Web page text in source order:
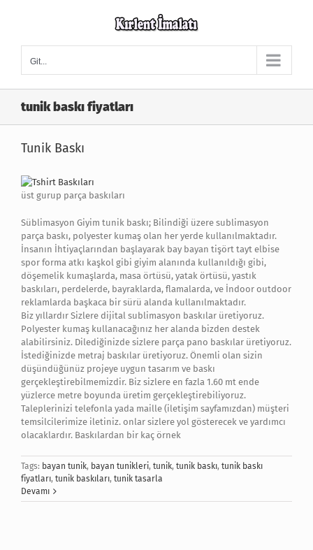
Git...
tunik baskı fiyatları
Tunik Baskı
üst gurup parça baskıları
Süblimasyon Giyim tunik baskı; Bilindiği üzere sublimasyon
parça baskı, polyester kumaş olan her yerde kullanılmaktadır.
İnsanın İhtiyaçlarından başlayarak bay bayan tişört tayt elbise
spor forma atkı kaşkol gibi giyim alanında kullanıldığı gibi,
döşemelik kumaşlarda, masa örtüsü, yatak örtüsü, yastık
baskıları, perdelerde, bayraklarda, flamalarda, ve İndoor outdoor
reklamlarda başkaca bir sürü alanda kullanılmaktadır.
Biz yıllardır Sizlere dijital sublimasyon baskılar üretiyoruz.
Polyester kumaş kullanacağınız her alanda bizden destek
alabilirsiniz. Dilediğinizde sizlere parça pano baskılar üretiyoruz.
İstediğinizde metraj baskılar üretiyoruz. Önemli olan sizin
düşündüğünüz projeye uygun tasarım ve baskı
gerçekleştirebilmemizdir. Biz sizlere en fazla 1.60 mt ende
yüzlerce metre boyunda üretim gerçekleştirebiliyoruz.
Taleplerinizi telefonla yada maille (iletişim sayfamızdan) müşteri
temsilcilerimize iletiniz. onlar sizlere yol gösterecek ve yardımcı
olacaklardır. Baskılardan bir kaç örnek
Tags: bayan tunik, bayan tunikleri, tunik, tunik baskı, tunik baskı
fiyatları, tunik baskıları, tunik tasarla
Devamı